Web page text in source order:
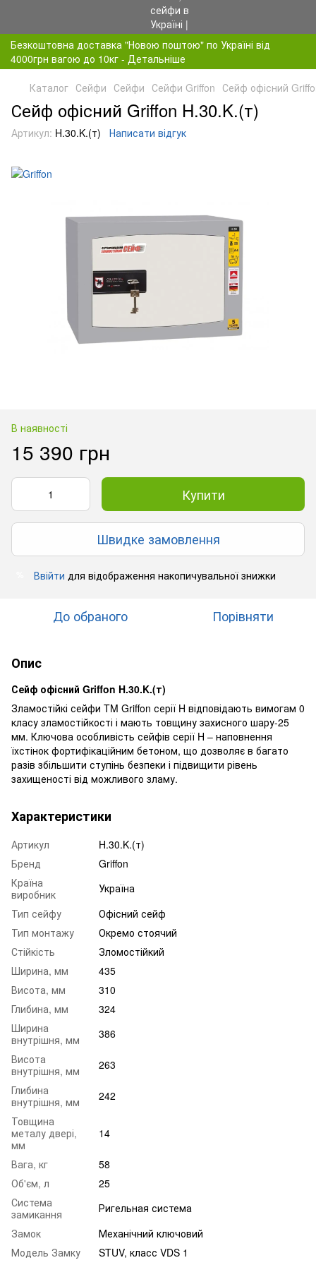
Безкоштовна доставка "Новою поштою" по Україні від
4000грн вагою до 10кг - Детальніше
Каталог Сейфи Сейфи Сейфи Griffon Сейф офісний
Сейф офісний Griffon H.30.K.(т)
Артикул: H.30.K.(т) Написати відгук
В наявності
15 390 грн
Купити
Швидке замовлення
Ввійти для відображення накопичувальної знижки
До обраного Порівняти
Опис
Сейф офісний Griffon H.30.K.(т)
Зламостійкі сейфи TM Griffon серії H відповідають вимогам 0
класу зламостійкості і мають товщину захисного шару-25
мм. Ключова особливість сейфів серії H – наповнення
їхстінок фортифікаційним бетоном, що дозволяє в багато
разів збільшити ступінь безпеки і підвищити рівень
захищеності від можливого зламу.
Характеристики
Артикул
H.30.K.(т)
Бренд
Griffon
Країна
виробник
Україна
Тип сейфу
Офісний сейф
Тип монтажу
Окремо стоячий
Стійкість
Зломостійкий
Ширина, мм
435
Висота, мм
310
Глибина, мм
324
Ширина
внутрішня, мм
386
Висота
внутрішня, мм
263
Глибина
внутрішня, мм
242
Товщина
металу двері,
мм
14
Вага, кг
58
Об'єм, л
25
Система
замикання
Ригельная система
Замок
Механічний ключовий
Модель Замку
STUV, класс VDS 1